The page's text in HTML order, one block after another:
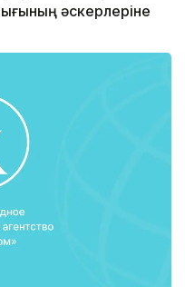
әскерлеріне